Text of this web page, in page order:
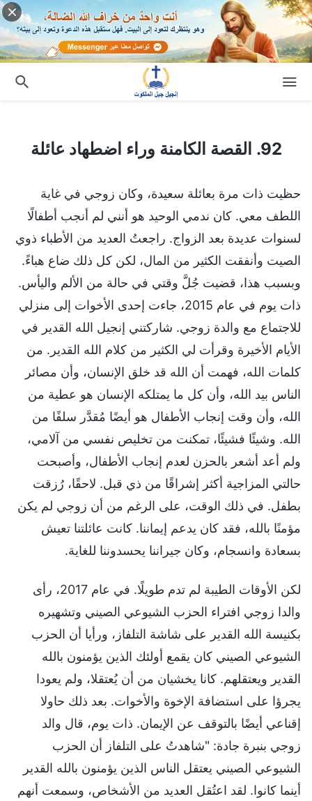
92. القصة الكامنة وراء اضطهاد عائلة
حظيت ذات مرة بعائلة سعيدة، وكان زوجي في غاية
اللطف معي. كان ندمي الوحيد هو أنني لم أنجب أطفالًا
لسنوات عديدة بعد الزواج. راجعتُ العديد من الأطباء ذوي
الصيت وأنفقت الكثير من المال، لكن كل ذلك ضاع هباءً.
وبسبب هذا، قضيت جُلَّ وقتي في حالة من الألم واليأس.
ذات يوم في عام 2015، جاءت إحدى الأخوات إلى منزلي
للاجتماع مع والدة زوجي. شاركتني إنجيل الله القدير في
الأيام الأخيرة وقرأت لي الكثير من كلام الله القدير. من
كلمات الله، فهمت أن الله قد خلق الإنسان، وأن مصائر
الناس بيد الله، وأن كل ما يمتلكه الإنسان هو عطية من
الله، وأن وقت إنجاب الأطفال هو أيضًا مُقدَّر سلفًا من
الله. وشيئًا فشيئًا، تمكنت من تخليص نفسي من آلامي،
ولم أعد أشعر بالحزن لعدم إنجاب الأطفال، وأصبحت
حالتي المزاجية أكثر إشراقًا من ذي قبل. لاحقًا، رُزقت
بطفل. في ذلك الوقت، على الرغم من أن زوجي لم يكن
مؤمنًا بالله، فقد كان يدعم إيماننا. كانت عائلتنا تعيش
بسعادة وانسجام، وكان جيراننا يحسدوننا للغاية.
لكن الأوقات الطيبة لم تدم طويلًا. في عام 2017، رأى
والدا زوجي افتراء الحزب الشيوعي الصيني وتشهيره
بكنيسة الله القدير على شاشة التلفاز، ورأيا أن الحزب
الشيوعي الصيني كان يقمع أولئك الذين يؤمنون بالله
القدير ويعتقلهم. كانا يخشيان من أن يُعتقلا، ولم يعودا
يجرؤا على استضافة الإخوة والأخوات. بعد ذلك حاولا
إقناعي أيضًا بالتوقف عن الإيمان. ذات يوم، قال والد
زوجي بنبرة جادة: "شاهدتُ على التلفاز أن الحزب
الشيوعي الصيني يعتقل الناس الذين يؤمنون بالله القدير
أينما كانوا. لقد اعتُقل العديد من الأشخاص، وسمعت أنهم